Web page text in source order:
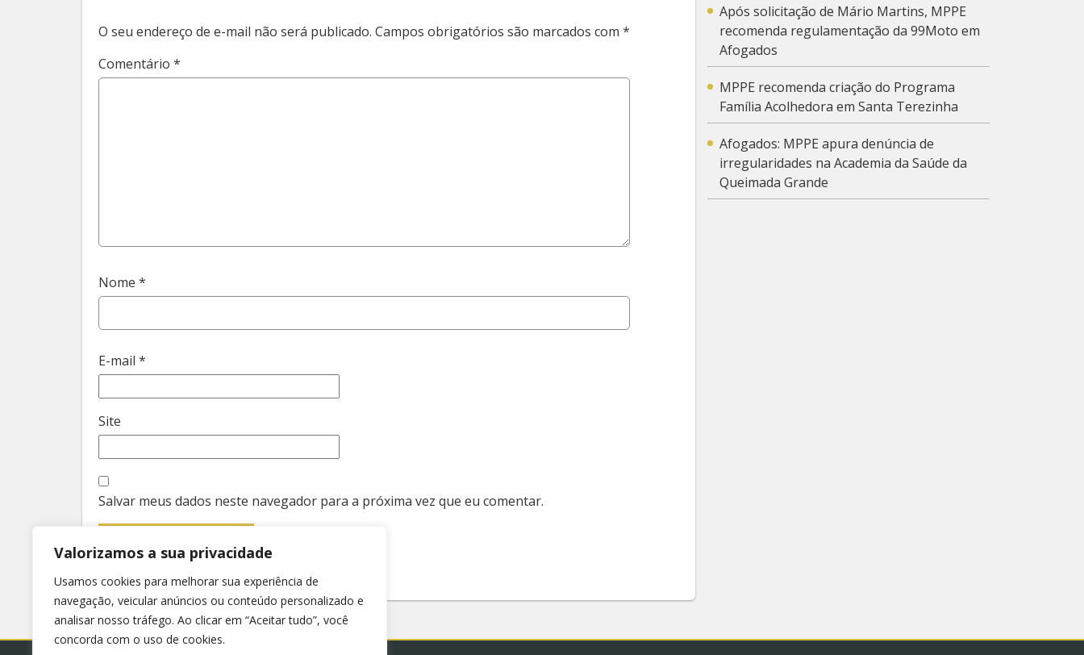
Valorizamos a sua privacidade
Usamos cookies para melhorar sua experiência de
navegação, veicular anúncios ou conteúdo personalizado e
analisar nosso tráfego. Ao clicar em “Aceitar tudo”, você
concorda com o uso de cookies.
O seu endereço de e-mail não será publicado. Campos obrigatórios são marcados com *
Comentário *
Nome *
E-mail *
Site
Salvar meus dados neste navegador para a próxima vez que eu comentar.
Após solicitação de Mário Martins, MPPE
recomenda regulamentação da 99Moto em
Afogados
MPPE recomenda criação do Programa
Família Acolhedora em Santa Terezinha
Afogados: MPPE apura denúncia de
irregularidades na Academia da Saúde da
Queimada Grande